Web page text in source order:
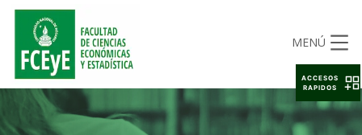
MENÚ
ACCESOS
RAPIDOS